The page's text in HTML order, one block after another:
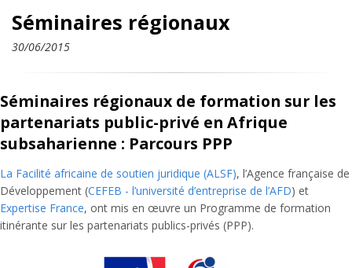
Séminaires régionaux
30/06/2015
Séminaires régionaux de formation sur les
partenariats public-privé en Afrique
subsaharienne : Parcours PPP
La Facilité africaine de soutien juridique (ALSF), l’Agence française de
Développement (CEFEB - l’université d’entreprise de l’AFD) et
Expertise France, ont mis en œuvre un Programme de formation
itinérante sur les partenariats publics-privés (PPP).